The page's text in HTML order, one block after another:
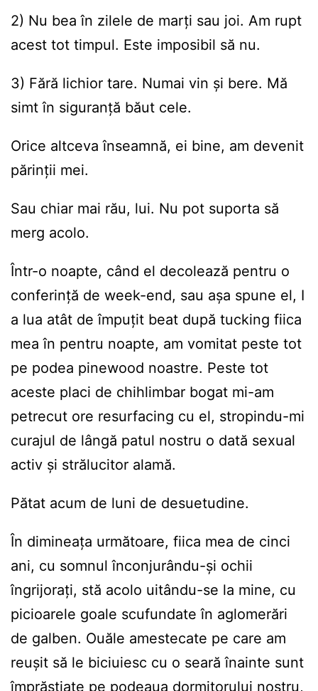
2) Nu bea în zilele de marți sau joi. Am rupt
acest tot timpul. Este imposibil să nu.
3) Fără lichior tare. Numai vin și bere. Mă
simt în siguranță băut cele.
Orice altceva înseamnă, ei bine, am devenit
părinții mei.
Sau chiar mai rău, lui. Nu pot suporta să
merg acolo.
Într-o noapte, când el decolează pentru o
conferință de week-end, sau așa spune el, I
a lua atât de împuțit beat după tucking fiica
mea în pentru noapte, am vomitat peste tot
pe podea pinewood noastre. Peste tot
aceste placi de chihlimbar bogat mi-am
petrecut ore resurfacing cu el, stropindu-mi
curajul de lângă patul nostru o dată sexual
activ și strălucitor alamă.
Pătat acum de luni de desuetudine.
În dimineața următoare, fiica mea de cinci
ani, cu somnul înconjurându-și ochii
îngrijorați, stă acolo uitându-se la mine, cu
picioarele goale scufundate în aglomerări
de galben. Ouăle amestecate pe care am
reușit să le biciuiesc cu o seară înainte sunt
împrăștiate pe podeaua dormitorului nostru,